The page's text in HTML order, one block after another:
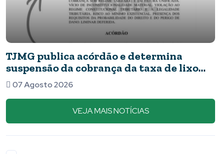
TJMG publica acórdão e determina
suspensão da cobrança da taxa de lixo
em Piumhi
07 Agosto 2026
VEJA MAIS NOTÍCIAS